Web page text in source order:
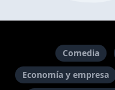
Comedia
Economía y empresa